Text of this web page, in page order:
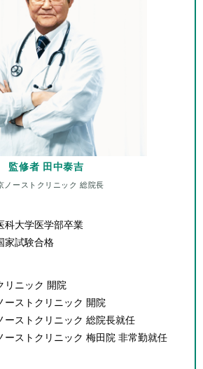
監修者 田中泰吉
ノーストクリニック 総院長
科大学医学部卒業
家試験合格
リニック 開院
ーストクリニック 開院
ーストクリニック 総院長就任
ーストクリニック 梅田院 非常勤就任